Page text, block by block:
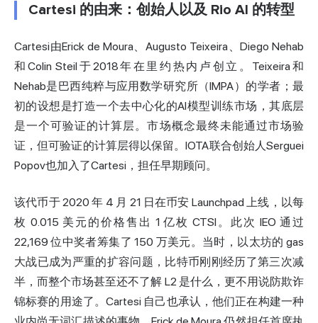
Cartesi 的由来：创始人以及 Rio AI 的转型
Cartesi由Erick de Moura、Augusto Teixeira、Diego Nehab
和Colin Steil于2018年在里约热内卢创立。Teixeira和
Nehab是巴西纯粹与应用数学研究所（IMPA）的学者；最
初的设想是打造一个去中心化的AI模型训练市场，其底层
是一个可验证的计算层。市场概念最终未能通过市场验
证，但可验证的计算层得以保留。IOTA联合创始人Serguei
Popov也加入了Cartesi，担任早期顾问。
该代币于 2020 年 4 月 21 日在币安 Launchpad 上线，以每
枚 0.015 美元的价格售出 1 亿枚 CTSI。此次 IEO 通过
22,169 位中奖者筹集了 150 万美元。当时，以太坊的 gas
大战已成为严重的扩容问题，比特币刚刚经历了第三次减
半，而整个市场甚至还不了解 L2 是什么，更不用说防欺诈
锦标赛的用途了。Cartesi 自己也承认，他们正在构建一种